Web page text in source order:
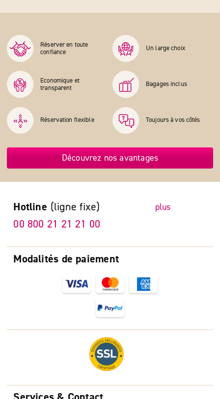
Réserver en toute
confiance
Un large choix
Economique et
transparent
Bagages inclus
Réservation flexible Toujours à vos côtés
Découvrez nos avantages
Modalités de paiement
Hotline (ligne fixe) plus
00 800 21 21 21 00